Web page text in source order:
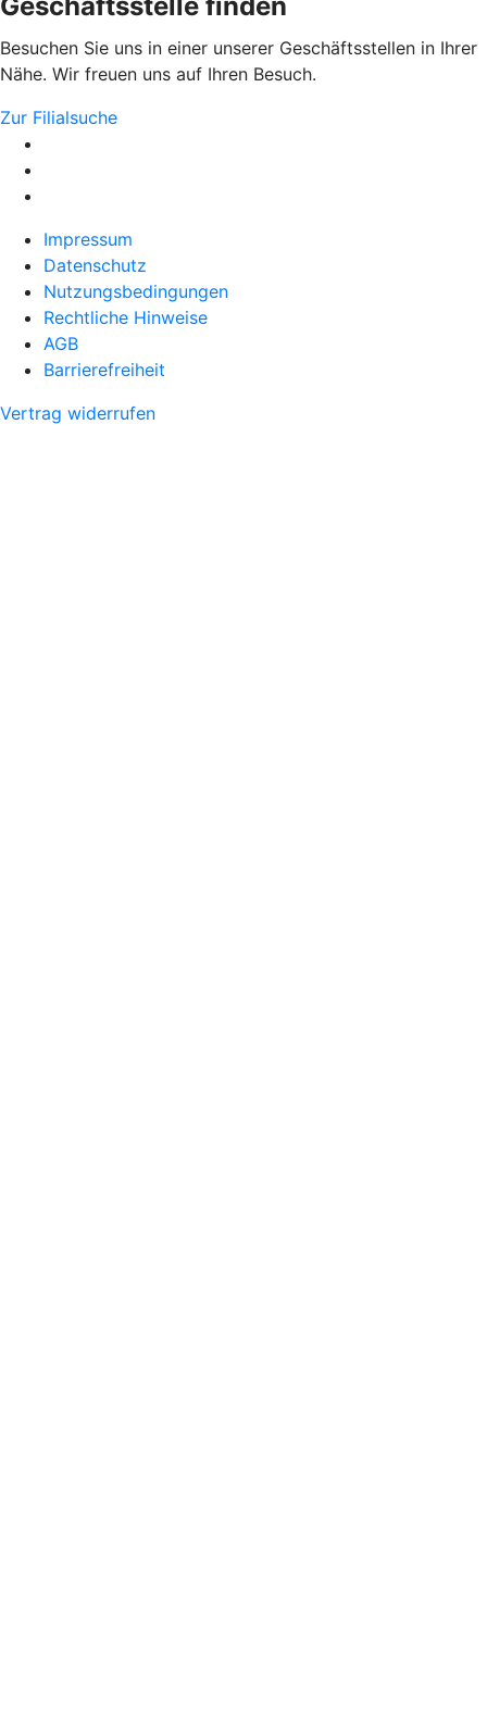
Besuchen Sie uns in einer unserer Geschäftsstellen in Ihrer
Nähe. Wir freuen uns auf Ihren Besuch.
Zur Filialsuche
Impressum
Datenschutz
Nutzungsbedingungen
Rechtliche Hinweise
AGB
Barrierefreiheit
Vertrag widerrufen